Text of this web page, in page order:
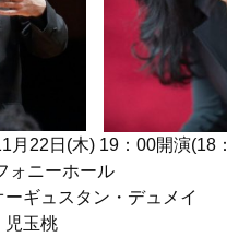
月 22 日 (木) 19： 00開演(18：
ォニーホール
ギュスタン・デュメイ
桃